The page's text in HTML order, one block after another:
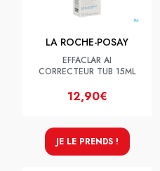
LA ROCHE-POSAY
EFFACLAR AI
CORRECTEUR TUB 15ML
12,90€
JE LE PRENDS !